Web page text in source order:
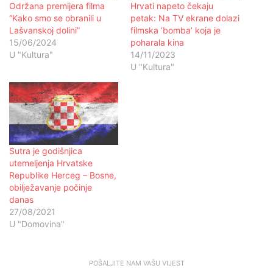
Održana premijera filma
“Kako smo se obranili u
Lašvanskoj dolini”
15/06/2024
U "Kultura"
Hrvati napeto čekaju
petak: Na TV ekrane dolazi
filmska ‘bomba’ koja je
poharala kina
14/11/2023
U "Kultura"
Sutra je godišnjica
utemeljenja Hrvatske
Republike Herceg – Bosne,
obilježavanje počinje
danas
27/08/2021
U "Domovina"
POŠALJITE NAM VAŠU VIJEST